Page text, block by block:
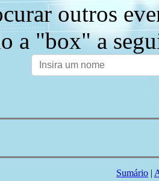
outros
a "box" a
Sumário |